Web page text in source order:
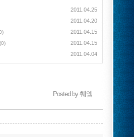
2011.04.25
2011.04.20
2011.04.15
(0) 2011.04.15
2011.04.04
Posted by췌엠